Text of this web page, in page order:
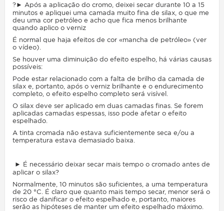
?► Após a aplicação do cromo, deixei secar durante 10 a 15
minutos e apliquei uma camada muito fina de silax, o que me
deu uma cor petróleo e acho que fica menos brilhante
quando aplico o verniz
É normal que haja efeitos de cor «mancha de petróleo» (ver
o vídeo).
Se houver uma diminuição do efeito espelho, há várias causas
possíveis:
Pode estar relacionado com a falta de brilho da camada de
silax e, portanto, após o verniz brilhante e o endurecimento
completo, o efeito espelho completo será visível.
O silax deve ser aplicado em duas camadas finas. Se forem
aplicadas camadas espessas, isso pode afetar o efeito
espelhado.
A tinta cromada não estava suficientemente seca e/ou a
temperatura estava demasiado baixa.
► É necessário deixar secar mais tempo o cromado antes de
aplicar o silax?
Normalmente, 10 minutos são suficientes, a uma temperatura
de 20 °C. É claro que quanto mais tempo secar, menor será o
risco de danificar o efeito espelhado e, portanto, maiores
serão as hipóteses de manter um efeito espelhado máximo.